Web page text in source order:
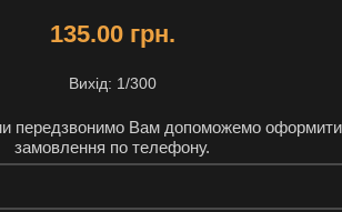
135.00 грн.
Вихід: 1/300
передзвонимо Вам допоможемо оформити
замовлення по телефону.